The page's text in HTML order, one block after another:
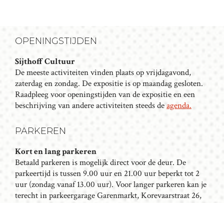
N
T
N
A
V
I
G
A
I
E
OPENINGSTIJDEN
Sijthoff Cultuur
De meeste activiteiten vinden plaats op vrijdagavond,
zaterdag en zondag. De expositie is op maandag gesloten.
Raadpleeg voor openingstijden van de expositie en een
beschrijving van andere activiteiten steeds deagenda.
PARKEREN
Kort en lang parkeren
Betaald parkeren is mogelijk direct voor de deur. De
parkeertijd is tussen 9.00 uur en 21.00 uur beperkt tot 2
uur (zondag vanaf 13.00 uur). Voor langer parkeren kan je
terecht in parkeergarage Garenmarkt, Korevaarstraat 26,